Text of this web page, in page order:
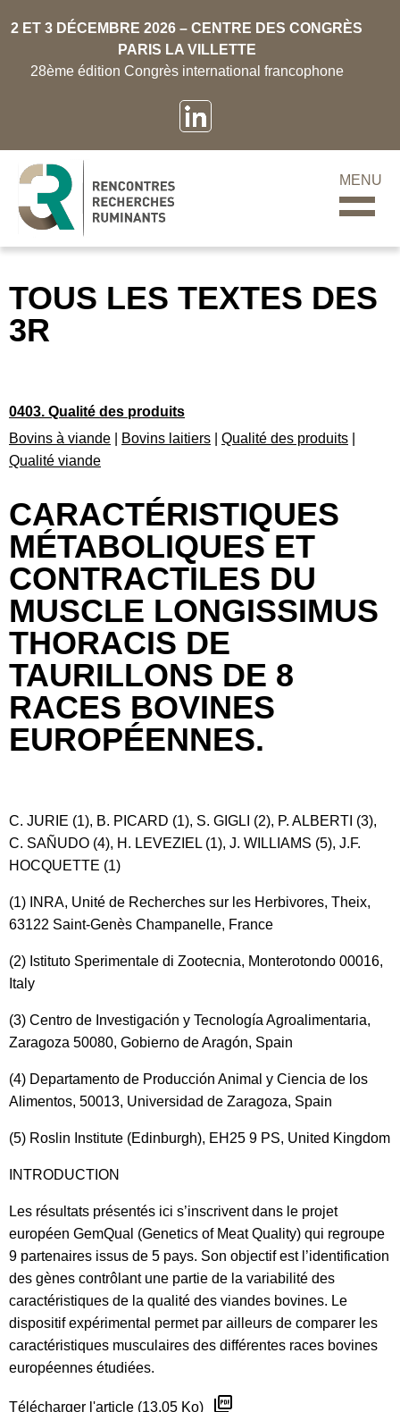
2 ET 3 DÉCEMBRE 2026 – CENTRE DES CONGRÈS
PARIS LA VILLETTE
28ème édition Congrès international francophone
MENU
TOUS LES TEXTES DES
3R
0403. Qualité des produits
Bovins à viande
Bovins laitiers Qualité des produits
Qualité viande
CARACTÉRISTIQUES
MÉTABOLIQUES ET
CONTRACTILES DU
MUSCLE LONGISSIMUS
THORACIS DE
TAURILLONS DE 8
RACES BOVINES
EUROPÉENNES.
C. JURIE (1), B. PICARD (1), S. GIGLI (2), P. ALBERTI (3),
C. SAÑUDO (4), H. LEVEZIEL (1), J. WILLIAMS (5), J.F.
HOCQUETTE (1)
(1) INRA, Unité de Recherches sur les Herbivores, Theix,
63122 Saint-Genès Champanelle, France
(2) Istituto Sperimentale di Zootecnia, Monterotondo 00016,
Italy
(3) Centro de Investigación y Tecnología Agroalimentaria,
Zaragoza 50080, Gobierno de Aragón, Spain
(4) Departamento de Producción Animal y Ciencia de los
Alimentos, 50013, Universidad de Zaragoza, Spain
(5) Roslin Institute (Edinburgh), EH25 9 PS, United Kingdom
INTRODUCTION
Les résultats présentés ici s’inscrivent dans le projet
européen GemQual (Genetics of Meat Quality) qui regroupe
9 partenaires issus de 5 pays. Son objectif est l’identification
des gènes contrôlant une partie de la variabilité des
caractéristiques de la qualité des viandes bovines. Le
dispositif expérimental permet par ailleurs de comparer les
caractéristiques musculaires des différentes races bovines
européennes étudiées.
Télécharger l'article (13.05 Ko)